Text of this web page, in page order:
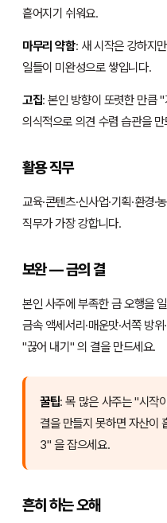
흩어지기 쉬워요.
마무리 약함: 새 시작은 강하지
일들이 미완성으로 쌓입니다.
고집: 본인 방향이 또렷한 만큼
의식적으로 의견 수렴 습관을
활용 직무
교육·콘텐츠·신사업·기획·환경
직무가 가장 강합니다.
보완 — 금의 결
본인 사주에 부족한 금 오행을
금속 액세서리·매운맛·서쪽 방
"끊어 내기" 의 결을 만드세요.
꿀팁: 목 많은 사주는 "시작
결을 만들지 못하면 자산이
3" 을 잡으세요.
흔히 하는 오해